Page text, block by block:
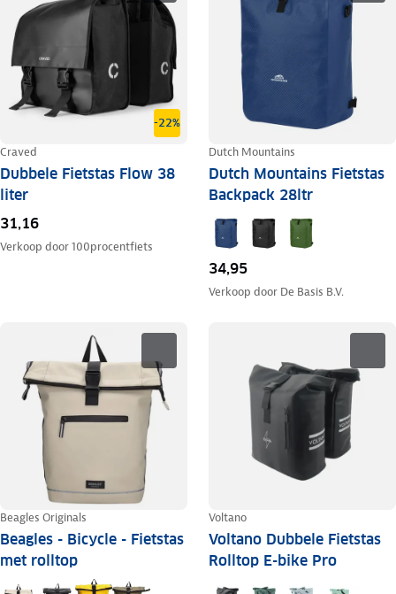
-22%
Craved
Dubbele Fietstas Flow 38
liter
31,16
Verkoop door100procentfiets
Dutch Mountains
Dutch Mountains Fietstas
Backpack 28ltr
34,95
Verkoop door De Basis B.V.
Beagles Originals
Beagles - Bicycle - Fietstas
met rolltop
Voltano
Voltano Dubbele Fietstas
Rolltop E-bike Pro